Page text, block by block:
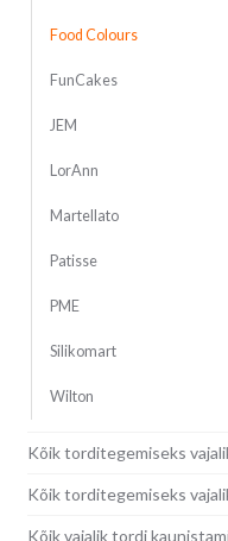
Food Colours
FunCakes
JEM
LorAnn
Martellato
Patisse
PME
Silikomart
Wilton
Kõik torditegemiseks
Kõik torditegemiseks
Kõik vajalik tordi